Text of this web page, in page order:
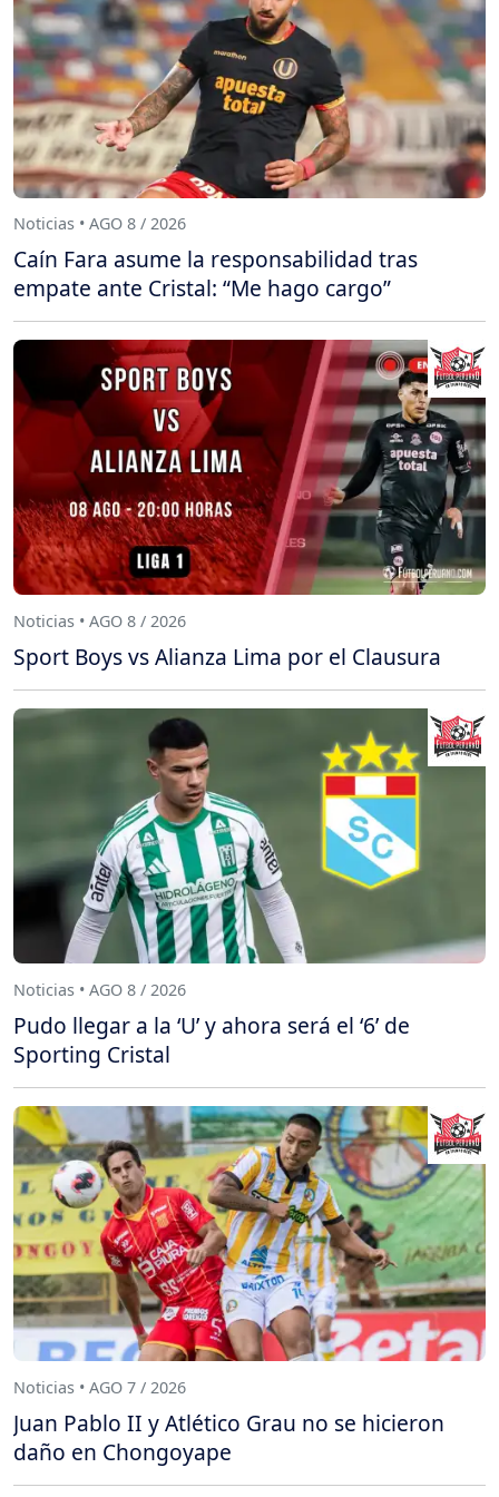
Noticias • AGO 8 / 2026
Caín Fara asume la responsabilidad tras
empate ante Cristal: “Me hago cargo”
Noticias • AGO 8 / 2026
Sport Boys vs Alianza Lima por el Clausura
Noticias • AGO 8 / 2026
Pudo llegar a la ‘U’ y ahora será el ‘6’ de
Sporting Cristal
Noticias • AGO 7 / 2026
Juan Pablo II y Atlético Grau no se hicieron
daño en Chongoyape